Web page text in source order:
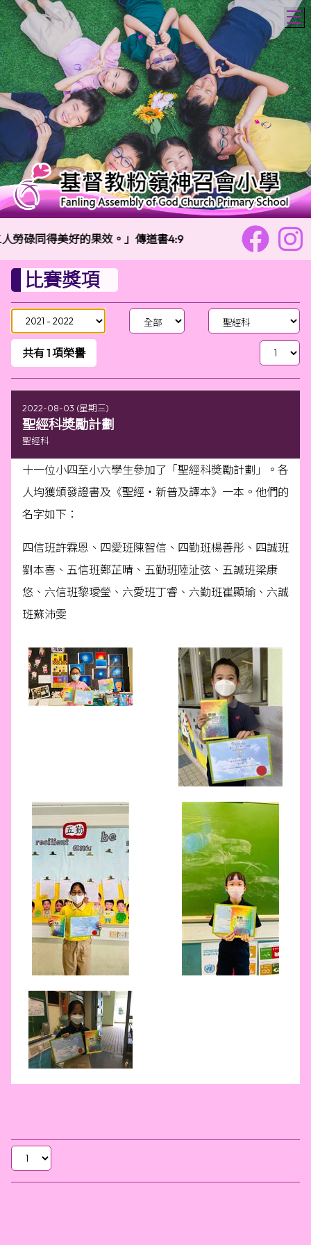
碌同得美好的果效。」傳道書4:9 校訓： 樂善勇
比賽獎項
共有1項榮譽
2022-08-03 (星期三)
聖經科奬勵計劃
聖經科
十一位小四至小六學生參加了「聖經科奬勵計劃」。各
人均獲頒發證書及《聖經‧新普及譯本》一本。他們的
名字如下：
四信班許霖恩、四愛班陳智信、四勤班楊善彤、四誠班
劉本喜、五信班鄭芷晴、五勤班陸沚弦、五誠班梁康
悠、六信班黎璦瑩、六愛班丁睿、六勤班崔顯瑜、六誠
班蘇沛雯